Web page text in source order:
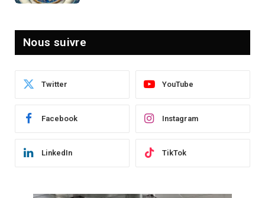
Nous suivre
Twitter YouTube
Facebook Instagram
LinkedIn TikTok